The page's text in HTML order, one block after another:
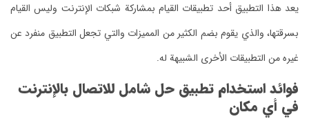
يعد هذا التطبيق أحد تطبيقات القيام بمشاركة شبكات الإنترنت وليس القيام
بسرقتها، والذي يقوم بضم الكثير من المميزات والتي تجعل التطبيق منفرد عن
غيره من التطبيقات الأخرى الشبيهة له.
فوائد استخدام تطبيق حل شامل للاتصال بالإنترنت
في أي مكان